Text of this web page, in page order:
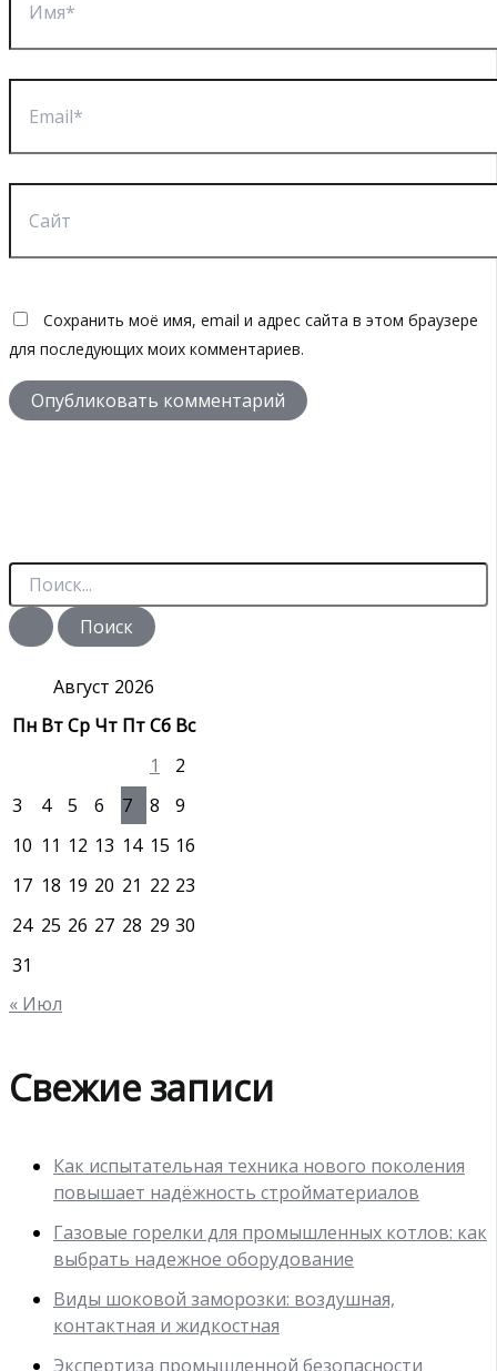
Сохранить моё имя, email и адрес сайта в этом браузере
для последующих моих комментариев.
П
и
с
Август 2026
Пн ВтСр Чт ПтСб Вс
1
2
3
4 5 6 7 8
9
10 11 12 13 14 15 16
17 18 19 20 21 22 23
24 25 26 27 28 29 30
31
« Июл
Свежие записи
Как испытательная техника нового поколения
повышает надёжность стройматериалов
Газовые горелки для промышленных котлов: как
выбрать надежное оборудование
Виды шоковой заморозки: воздушная,
контактная и жидкостная
Экспертиза промышленной безопасности